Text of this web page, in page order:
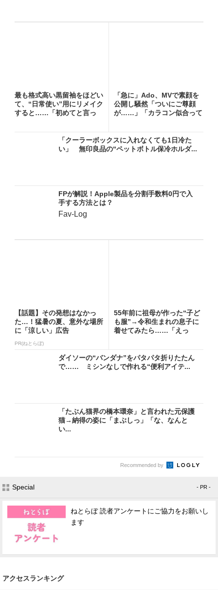
最も格式高い黒留袖をほどい
て、“日常使い”用にリメイク
すると……「初めてと言っ
「急に」Ado、MVで素顔を
公開し騒然「ついにご尊顔
が……」「カラコン似合って
「クーラーボックスに入れなくても1日冷た
い」 無印良品の“ペットボトル保冷ホルダ...
FPが解説！Apple製品を分割手数料0円で入
手する方法とは？
Fav-Log
【話題】その発想はなかっ
た…！猛暑の夏、意外な場所
に「涼しい」広告
PR(ねとらぼ)
55年前に祖母が作った“子ど
も服”→令和生まれの息子に
着せてみたら……「えっ
ダイソーの“バンダナ”をパタパタ折りたたん
で…… ミシンなしで作れる“便利アイテ...
「たぶん猫界の橋本環奈」と言われた元保護
猫→納得の姿に「まぶしっ」「な、なんと
い...
Recommended by
Special - PR -
ねとらぼ 読者アンケートにご協力をお願いし
ます
アクセスランキング